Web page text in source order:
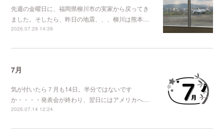
先週の金曜日に、福岡県柳川市の実家から戻ってき
ました。そしたら、昨日の地震、、、柳川は熊本…
2026.07.29 14:39
7月
気が付いたら７月も14日。半分ではないです
か・・・・発表会が終わり、翌日にはアメリカへ…
2026.07.14 12:24